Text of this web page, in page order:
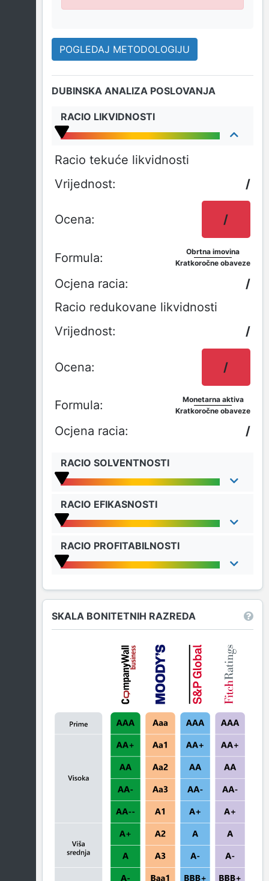
POGLEDAJ METODOLOGIJU
DUBINSKA ANALIZA POSLOVANJA
RACIO LIKVIDNOSTI
Racio tekuće likvidnosti
/
/
Obrtna imovina
Kratkoročne obaveze
/
Racio redukovane likvidnosti
/
/
Monetarna aktiva
Kratkoročne obaveze
/
RACIO SOLVENTNOSTI
RACIO EFIKASNOSTI
RACIO PROFITABILNOSTI
SKALA BONITETNIH RAZREDA